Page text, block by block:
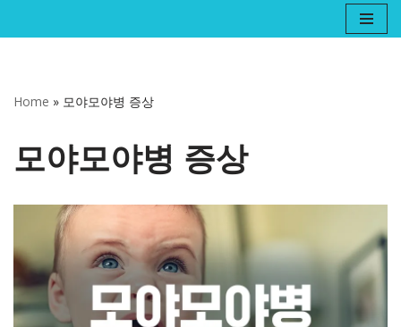
너
뛰
Home » 모야모야병 증상
모야모야병 증상